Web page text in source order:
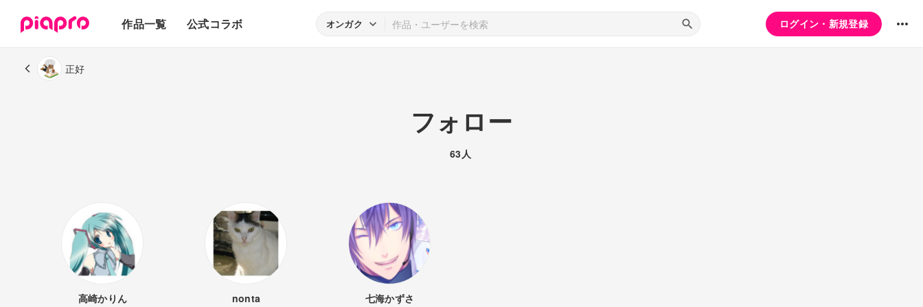
作品一覧
3Dモデル
公式コラボ オンガク ログイン・新規登録
正好
フォロー
63人
高崎かりん nonta 七海かずさ